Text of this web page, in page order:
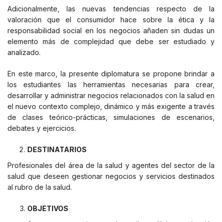
Adicionalmente, las nuevas tendencias respecto de la
valoración que el consumidor hace sobre la ética y la
responsabilidad social en los negocios añaden sin dudas un
elemento más de complejidad que debe ser estudiado y
analizado.
En este marco, la presente diplomatura se propone brindar a
los estudiantes las herramientas necesarias para crear,
desarrollar y administrar negocios relacionados con la salud en
el nuevo contexto complejo, dinámico y más exigente a través
de clases teórico-prácticas, simulaciones de escenarios,
debates y ejercicios.
DESTINATARIOS
Profesionales del área de la salud y agentes del sector de la
salud que deseen gestionar negocios y servicios destinados
al rubro de la salud.
OBJETIVOS